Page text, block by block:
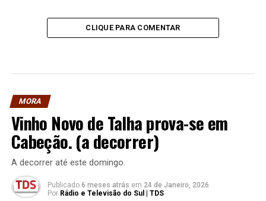
CLIQUE PARA COMENTAR
MORA
Vinho Novo de Talha prova-se em
Cabeção. (a decorrer)
A decorrer até este domingo.
Publicado 6 meses atrás em 24 de Janeiro, 2026
Por Rádio e Televisão do Sul | TDS